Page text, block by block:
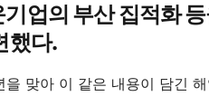
업의 부산 집적화 등
했다.
맞아 이 같은 내용이 담긴